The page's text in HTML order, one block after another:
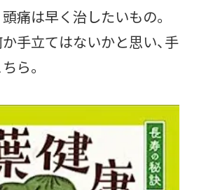
痛は早く治したいもの。
手立てはないかと思い、手
ら。